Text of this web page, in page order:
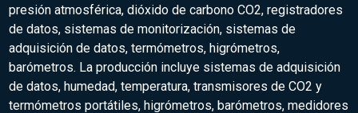
presión atmosférica, dióxido de carbono CO2, registradores
de datos, sistemas de monitorización, sistemas de
adquisición de datos, termómetros, higrómetros,
barómetros. La producción incluye sistemas de adquisición
de datos, humedad, temperatura, transmisores de CO2 y
termómetros portátiles, higrómetros, barómetros, medidores